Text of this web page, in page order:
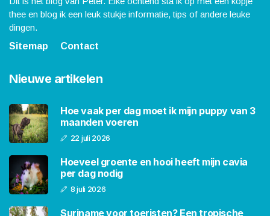
thee en blog ik een leuk stukje informatie, tips of andere leuke
dingen.
Sitemap
Contact
Nieuwe artikelen
Hoe vaak per dag moet ik mijn puppy van 3
maanden voeren
22 juli 2026
Hoeveel groente en hooi heeft mijn cavia
per dag nodig
8 juli 2026
Suriname voor toeristen? Een tropische